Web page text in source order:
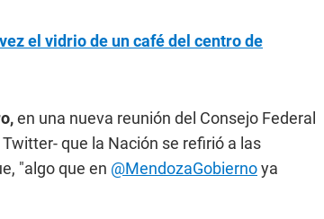
el vidrio de un café del centro de
en una nueva reunión del Consejo Federal
que la Nación se refirió a las
"algo que en @MendozaGobiernoya